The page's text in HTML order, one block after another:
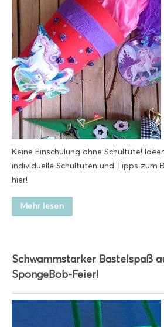
Keine Einschulung ohne Schultüte!
individuelle Schultüten und Tipps zum
hier!
Mehr lesen
Schwammstarker Bastelspaß
SpongeBob-Feier!